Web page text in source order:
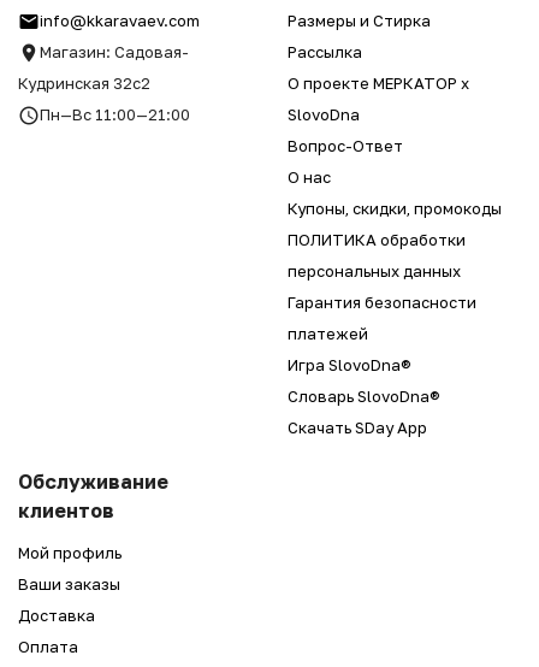
info@kkaravaev.com
Магазин: Садовая-
Кудринская 32с2
Пн—Вс 11:00—21:00
Размеры и Стирка
Рассылка
О проекте МЕРКАТОР x
SlovoDna
Вопрос-Ответ
О нас
Купоны, скидки, промокоды
ПОЛИТИКА обработки
персональных данных
Гарантия безопасности
платежей
Игра SlovoDna®
Словарь SlovoDna®
Скачать SDay App
Обслуживание
клиентов
Мой профиль
Ваши заказы
Доставка
Оплата